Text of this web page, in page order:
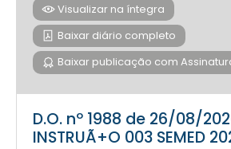
Visualizar na íntegra
Baixar diário completo
Baixar publicação com
D.O. nº 1988 de 26/08/
INSTRUÃ+O 003 SEMED